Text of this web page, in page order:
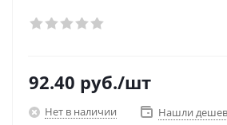
92.40 руб./шт
Нет в наличии Нашли